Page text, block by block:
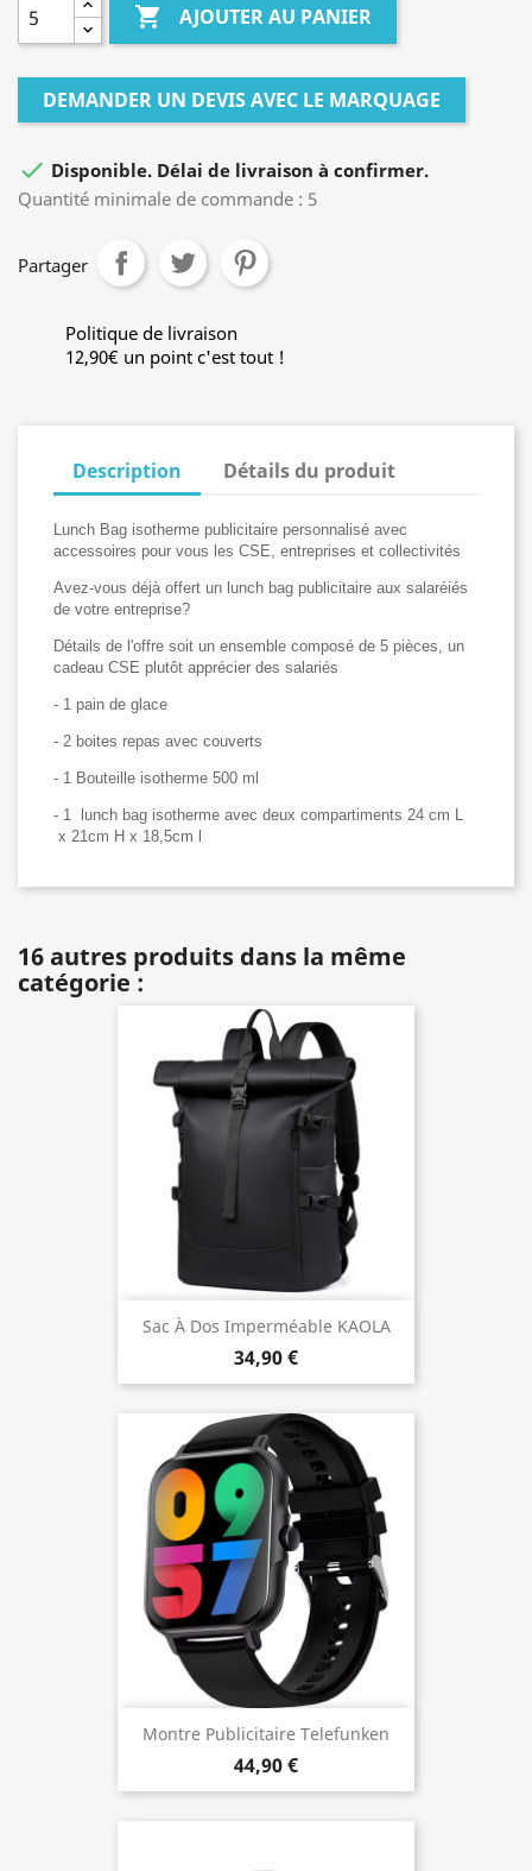
 AJOUTER AU PANIER
DEMANDER UN DEVIS AVEC LE MARQUAGE
 Disponible. Délai de livraison à confirmer.
Quantité minimale de commande : 5
Partager
Politique de livraison
12,90€ un point c'est tout !
Description Détails du produit
Lunch Bag isotherme publicitaire personnalisé avec
accessoires pour vous les CSE, entreprises et collectivités
Avez-vous déjà offert un lunch bag publicitaire aux salaréiés
de votre entreprise?
Détails de l'offre soit un ensemble composé de 5 pièces, un
cadeau CSE plutôt apprécier des salariés
- 1 pain de glace
- 2 boites repas avec couverts
- 1 Bouteille isotherme 500 ml
- 1 lunch bag isotherme avec deux compartiments 24 cm L
x 21cm H x 18,5cm l
16 autres produits dans la même
catégorie :
Sac À Dos Imperméable KAOLA
34,90 €
Montre Publicitaire Telefunken
44,90 €